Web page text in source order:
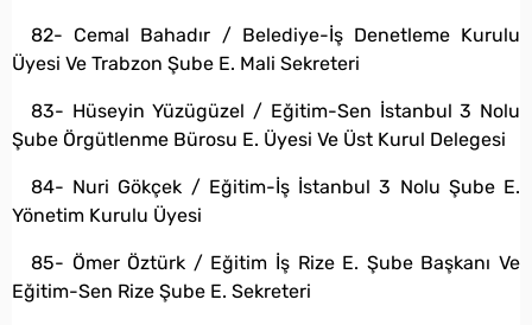
82- Cemal Bahadır / Belediye-İş Denetleme Kurulu
Üyesi Ve Trabzon Şube E. Mali Sekreteri
83- Hüseyin Yüzügüzel / Eğitim-Sen İstanbul 3 Nolu
Şube Örgütlenme Bürosu E. Üyesi Ve Üst Kurul Delegesi
84- Nuri Gökçek / Eğitim-İş İstanbul 3 Nolu Şube E.
Yönetim Kurulu Üyesi
85- Ömer Öztürk / Eğitim İş Rize E. Şube Başkanı Ve
Eğitim-Sen Rize Şube E. Sekreteri